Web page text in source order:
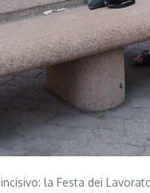
la Festa dei